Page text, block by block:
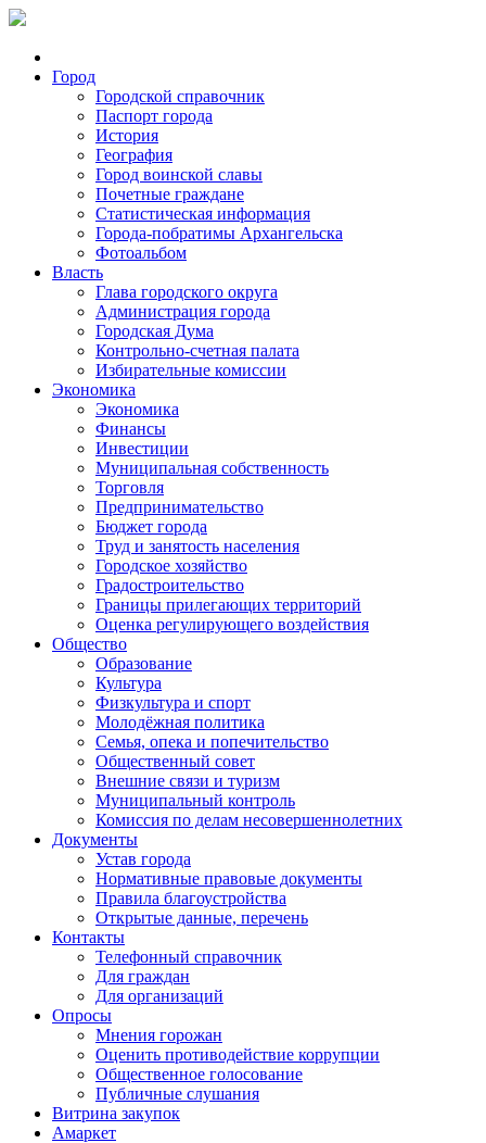
Город
Городской справочник
Паспорт города
История
География
Город воинской славы
Почетные граждане
Статистическая информация
Города-побратимы Архангельска
Фотоальбом
Власть
Глава городского округа
Администрация города
Городская Дума
Контрольно-счетная палата
Избирательные комиссии
Экономика
Экономика
Финансы
Инвестиции
Муниципальная собственность
Торговля
Предпринимательство
Бюджет города
Труд и занятость населения
Городское хозяйство
Градостроительство
Границы прилегающих территорий
Оценка регулирующего воздействия
Общество
Образование
Культура
Физкультура и спорт
Молодёжная политика
Семья, опека и попечительство
Общественный совет
Внешние связи и туризм
Муниципальный контроль
Комиссия по делам несовершеннолетних
Документы
Устав города
Нормативные правовые документы
Правила благоустройства
Открытые данные, перечень
Контакты
Телефонный справочник
Для граждан
Для организаций
Опросы
Мнения горожан
Оценить противодействие коррупции
Общественное голосование
Публичные слушания
Витрина закупок
Амаркет